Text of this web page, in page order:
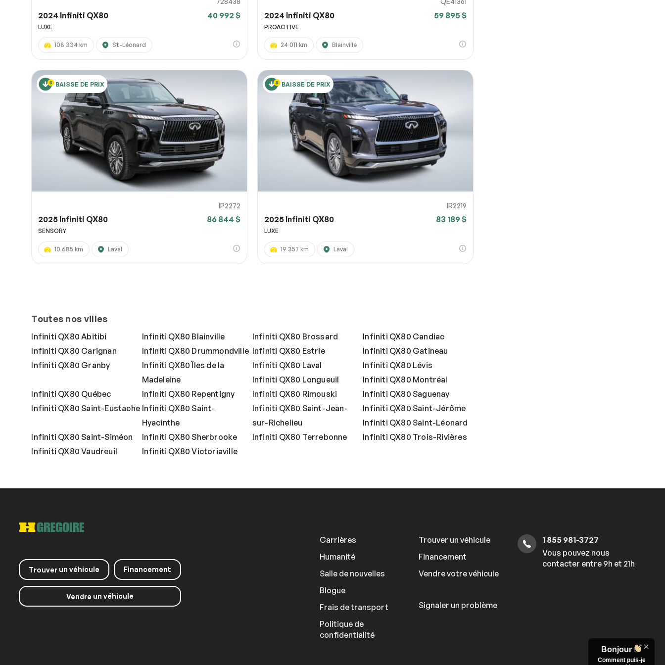
2024 Infiniti QX80 40 992 $
LUXE
108 334 km St-Léonard
2024 Infiniti QX80 59 895 $
PROACTIVE
24 011 km Blainville
BAISSE DE PRIX
IP2272
2025 Infiniti QX80 86 844 $
SENSORY
10 685 km Laval
BAISSE DE PRIX
IR2219
2025 Infiniti QX80 83 189 $
LUXE
19 357 km Laval
Toutes nos villes
Infiniti QX80 Abitibi Infiniti QX80 Blainville Infiniti QX80 Brossard
Infiniti QX80 Candiac
Infiniti QX80 Carignan
Infiniti QX80 Drummondville Infiniti QX80 Estrie
Infiniti QX80 Gatineau
Infiniti QX80 Granby
Infiniti QX80 Îles de la
Madeleine
Infiniti QX80 Laval
Infiniti QX80 Lévis
Infiniti QX80 Longueuil
Infiniti QX80 Montréal
Infiniti QX80 Québec
Infiniti QX80 Repentigny Infiniti QX80 Rimouski
Infiniti QX80 Saguenay
Infiniti QX80 Saint-Eustache Infiniti QX80 Saint-
Hyacinthe
Infiniti QX80 Saint-Jean-
sur-Richelieu
Infiniti QX80 Saint-Jérôme
Infiniti QX80 Saint-Léonard
Infiniti QX80 Saint-Siméon
Infiniti QX80 Sherbrooke Infiniti QX80 Terrebonne
Infiniti QX80 Trois-Rivières
Infiniti QX80 Vaudreuil
Infiniti QX80 Victoriaville
Trouver un véhicule Financement
Vendre un véhicule
Carrières
Humanité
Salle de nouvelles
Blogue
Frais de transport
Politique de
confidentialité
Trouver un véhicule
Financement
Vendre votre véhicule
Signaler un problème
1 855 981-3727
Vous pouvez nous
contacter entre 9h et 21h
Bonjour
Comment puis-je